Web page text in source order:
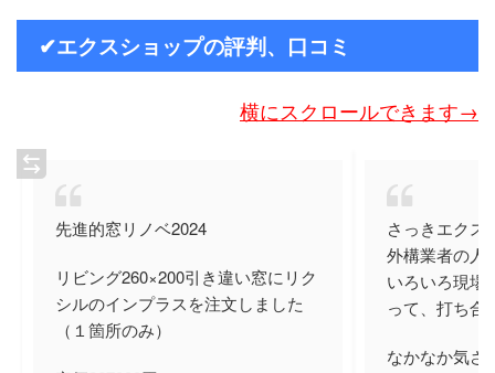
✔エクスショップの評判、口コミ
横にスクロールできます→
先進的窓リノベ2024
リビング260×200引き違い窓にリク
シルのインプラスを注文しました
（１箇所のみ）
さっきエクス
外構業者の人
いろいろ現場
って、打ち合
なかなか気さ